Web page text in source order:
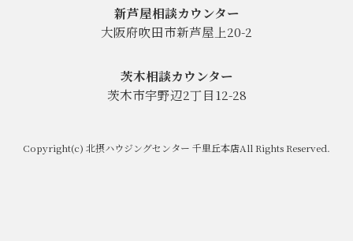
新芦屋相談カウンター
大阪府吹田市新芦屋上20-2
茨木相談カウンター
茨木市宇野辺2丁目12-28
Copyright(c) 北摂ハウジングセンター 千里丘本店All Rights Reserved.